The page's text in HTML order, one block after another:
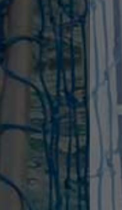
Flash
Sezione
Sedi Regionali
Scuole
Diventa
Norme e